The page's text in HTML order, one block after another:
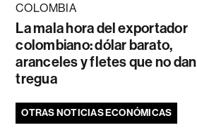
COLOMBIA
La mala hora del exportador
colombiano: dólar barato,
aranceles y fletes que no dan
tregua
OTRAS NOTICIAS ECONÓMICAS